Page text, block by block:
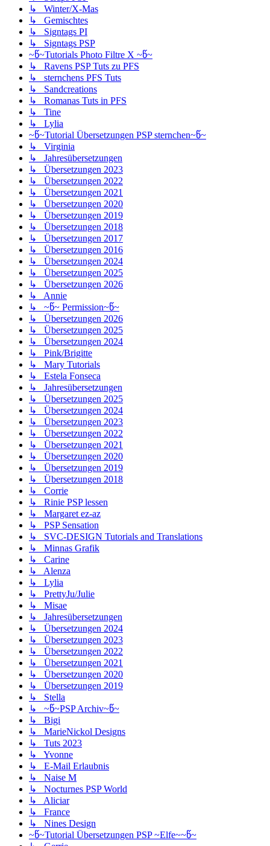
↳ Winter/X-Mas
↳ Gemischtes
↳ Signtags PI
↳ Signtags PSP
~წ~Tutorials Photo Filtre X ~წ~
↳ Ravens PSP Tuts zu PFS
↳ sternchens PFS Tuts
↳ Sandcreations
↳ Romanas Tuts in PFS
↳ Tine
↳ Lylia
~წ~Tutorial Übersetzungen PSP sternchen~წ~
↳ Virginia
↳ Jahresübersetzungen
↳ Übersetzungen 2023
↳ Übersetzungen 2022
↳ Übersetzungen 2021
↳ Übersetzungen 2020
↳ Übersetzungen 2019
↳ Übersetzungen 2018
↳ Übersetzungen 2017
↳ Übersetzungen 2016
↳ Übersetzungen 2024
↳ Übersetzungen 2025
↳ Übersetzungen 2026
↳ Annie
↳ ~წ~ Permission~წ~
↳ Übersetzungen 2026
↳ Übersetzungen 2025
↳ Übersetzungen 2024
↳ Pink/Brigitte
↳ Mary Tutorials
↳ Estela Fonseca
↳ Jahresübersetzungen
↳ Übersetzungen 2025
↳ Übersetzungen 2024
↳ Übersetzungen 2023
↳ Übersetzungen 2022
↳ Übersetzungen 2021
↳ Übersetzungen 2020
↳ Übersetzungen 2019
↳ Übersetzungen 2018
↳ Corrie
↳ Rinie PSP lessen
↳ Margaret ez-az
↳ PSP Sensation
↳ SVC-DESIGN Tutorials and Translations
↳ Minnas Grafik
↳ Carine
↳ Alenza
↳ Lylia
↳ PrettyJu/Julie
↳ Misae
↳ Jahresübersetzungen
↳ Übersetzungen 2024
↳ Übersetzungen 2023
↳ Übersetzungen 2022
↳ Übersetzungen 2021
↳ Übersetzungen 2020
↳ Übersetzungen 2019
↳ Stella
↳ ~წ~PSP Archiv~წ~
↳ Bigi
↳ MarieNickol Designs
↳ Tuts 2023
↳ Yvonne
↳ E-Mail Erlaubnis
↳ Naise M
↳ Nocturnes PSP World
↳ Aliciar
↳ France
↳ Nines Design
~წ~Tutorial Übersetzungen PSP ~Elfe~~წ~